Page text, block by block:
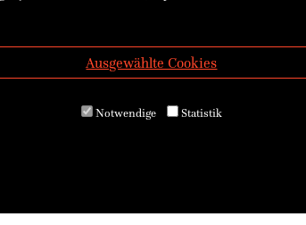
Ausgewählte Cookies
Notwendige Statistik